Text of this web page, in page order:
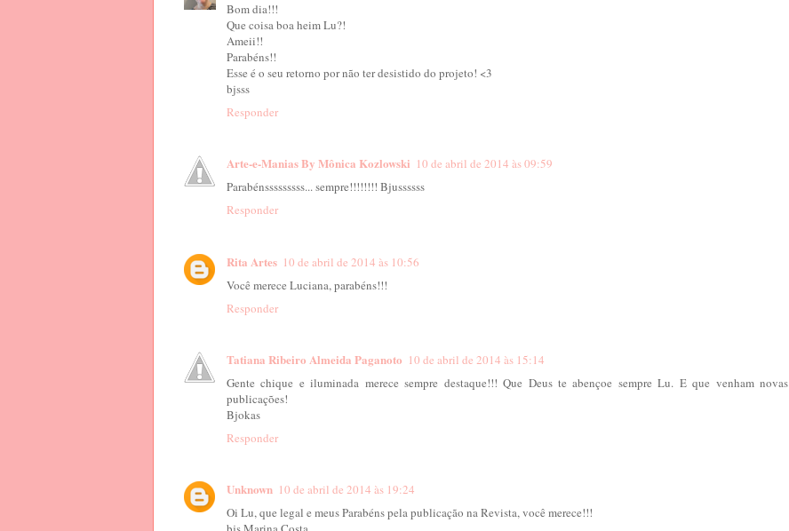
Bom dia!!!
Que coisa boa heim Lu?!
Ameii!!
Parabéns!!
Esse é o seu retorno por não ter desistido do projeto! <3
bjsss
Responder
Arte-e-Manias By Mônica Kozlowski 10 de abril de 2014 às 09:59
Parabénsssssssss... sempre!!!!!!!! Bjussssss
Responder
Rita Artes 10 de abril de 2014 às 10:56
Você merece Luciana, parabéns!!!
Responder
Tatiana Ribeiro Almeida Paganoto 10 de abril de 2014 às 15:14
Gente chique e iluminada merece sempre destaque!!! Que Deus te abençoe sempre Lu. E que venham novas
publicações!
Bjokas
Responder
Unknown 10 de abril de 2014 às 19:24
Oi Lu, que legal e meus Parabéns pela publicação na Revista, você merece!!!